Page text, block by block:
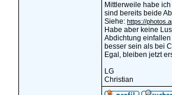
Mittlerweile habe
sind bereits beide
Siehe: https://
Habe aber keine
Abdichtung
besser sein als bei
Egal, bleiben jetzt
LG
Christian